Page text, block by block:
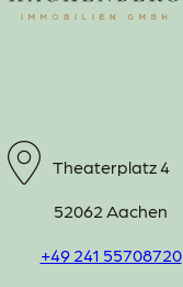
Theaterplatz 4
52062 Aachen
+49 241 55708720